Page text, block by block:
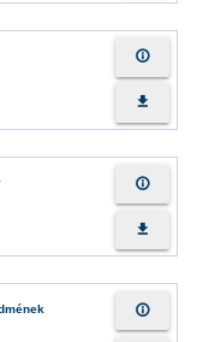
info_outline
file_download
info_outline
file_download
info_outline